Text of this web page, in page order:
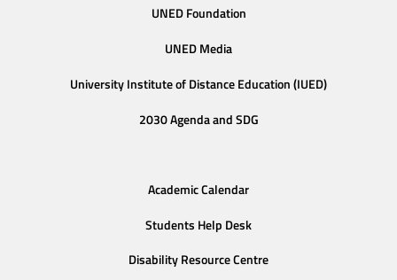
UNED Foundation
UNED Media
University Institute of Distance Education (IUED)
2030 Agenda and SDG
Academic Calendar
Students Help Desk
Disability Resource Centre